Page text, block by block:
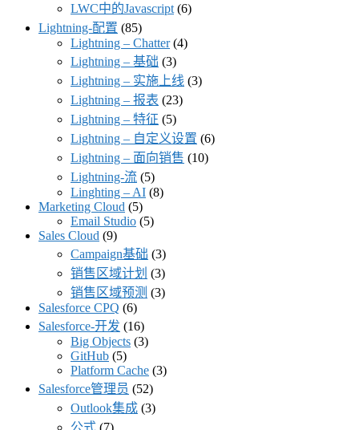
LWC中的Javascript (6)
Lightning-配置 (85)
Lightning – Chatter(4)
Lightning – 基础 (3)
Lightning – 实施上线 (3)
Lightning – 报表 (23)
Lightning – 特征 (5)
Lightning – 自定义设置 (6)
Lightning – 面向销售 (10)
Lightning-流 (5)
Linghting – AI (8)
Marketing Cloud (5)
Email Studio (5)
Sales Cloud (9)
Campaign基础 (3)
销售区域计划 (3)
销售区域预测 (3)
Salesforce CPQ (6)
Salesforce-开发 (16)
Big Objects (3)
GitHub (5)
Platform Cache (3)
Salesforce管理员 (52)
Outlook集成 (3)
公式 (7)